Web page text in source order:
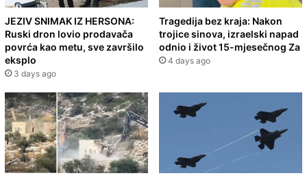
JEZIV SNIMAK IZ HERSONA:
Ruski dron lovio prodavača
povrća kao metu, sve završilo
eksplo
3 days ago
Tragedija bez kraja: Nakon
trojice sinova, izraelski napad
odnio i život 15-mjesečnog Za
4 days ago